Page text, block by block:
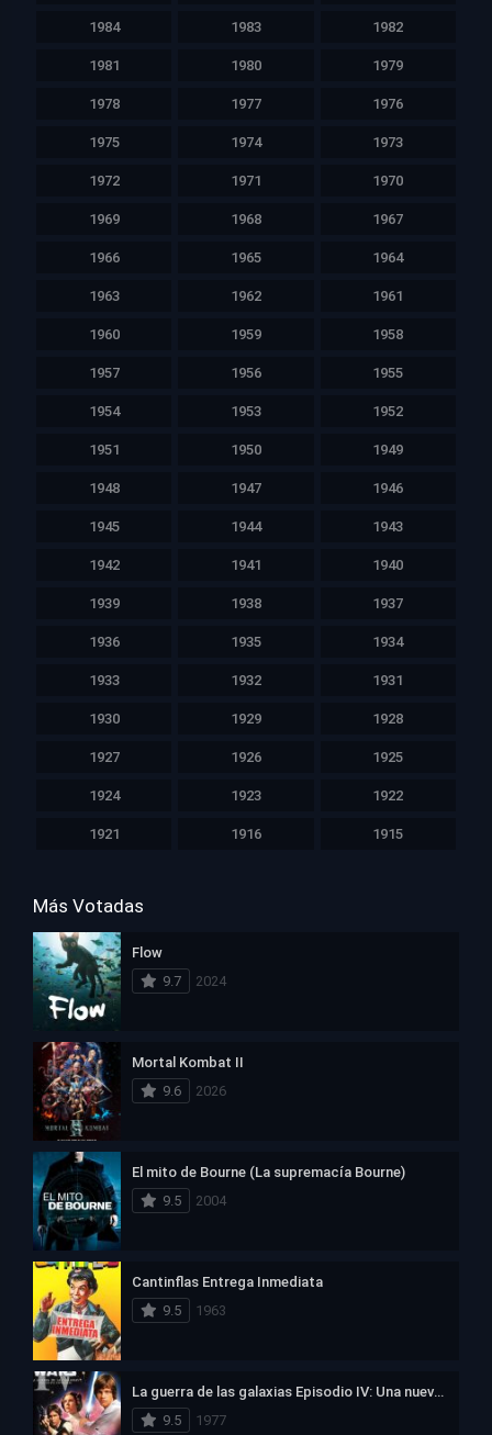
1984 1983 1982
1981 1980 1979
1978 1977 1976
1975 1974 1973
1972 1971 1970
1969 1968 1967
1966 1965 1964
1963 1962 1961
1960 1959 1958
1957 1956 1955
1954 1953 1952
1951 1950 1949
1948 1947 1946
1945 1944 1943
1942 1941 1940
1939 1938 1937
1936 1935 1934
1933 1932 1931
1930 1929 1928
1927 1926 1925
1924 1923 1922
1921 1916 1915
Más Votadas
Flow
9.7
2024
Mortal Kombat II
9.6
2026
El mito de Bourne (La supremacía Bourne)
9.5
2004
Cantinflas Entrega Inmediata
9.5
1963
La guerra de las galaxias Episodio IV: Una nueva esperanza
9.5
1977